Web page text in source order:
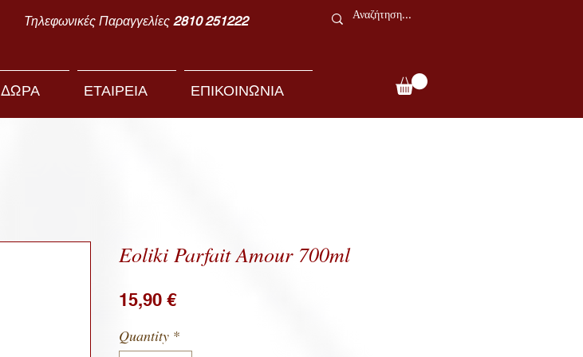
Τηλεφωνικές Παραγγελίες 2810 251222
ΔΩΡΑ ΕΤΑΙΡΕΙΑ ΕΠΙΚΟΙΝΩΝΙΑ
Eoliki Parfait Amour 700ml
15,90 €Price
Quantity *